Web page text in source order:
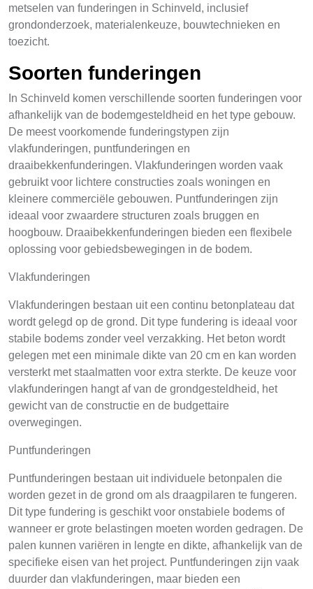
metselen van funderingen in Schinveld, inclusief
grondonderzoek, materialenkeuze, bouwtechnieken en
toezicht.
Soorten funderingen
In Schinveld komen verschillende soorten funderingen voor
afhankelijk van de bodemgesteldheid en het type gebouw.
De meest voorkomende funderingstypen zijn
vlakfunderingen, puntfunderingen en
draaibekkenfunderingen. Vlakfunderingen worden vaak
gebruikt voor lichtere constructies zoals woningen en
kleinere commerciële gebouwen. Puntfunderingen zijn
ideaal voor zwaardere structuren zoals bruggen en
hoogbouw. Draaibekkenfunderingen bieden een flexibele
oplossing voor gebiedsbewegingen in de bodem.
Vlakfunderingen
Vlakfunderingen bestaan uit een continu betonplateau dat
wordt gelegd op de grond. Dit type fundering is ideaal voor
stabile bodems zonder veel verzakking. Het beton wordt
gelegen met een minimale dikte van 20 cm en kan worden
versterkt met staalmatten voor extra sterkte. De keuze voor
vlakfunderingen hangt af van de grondgesteldheid, het
gewicht van de constructie en de budgettaire
overwegingen.
Puntfunderingen
Puntfunderingen bestaan uit individuele betonpalen die
worden gezet in de grond om als draagpilaren te fungeren.
Dit type fundering is geschikt voor onstabiele bodems of
wanneer er grote belastingen moeten worden gedragen. De
palen kunnen variëren in lengte en dikte, afhankelijk van de
specifieke eisen van het project. Puntfunderingen zijn vaak
duurder dan vlakfunderingen, maar bieden een